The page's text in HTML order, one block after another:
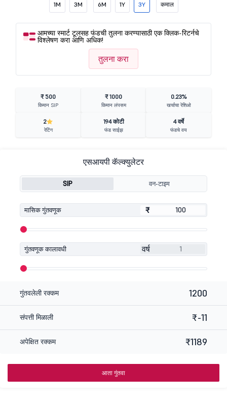
1M 3M 6M 1Y 3Y कमाल
आमच्या स्मार्ट टूलसह फंडची तुलना करण्यासाठी एक क्लिक-रिटर्नचे
विश्लेषण करा आणि अधिक!
तुलना करा
₹ 500
किमान SIP
₹ 1000
किमान लंपसम
0.23%
खर्चाचा रेशिओ
2
रेटिंग
194 कोटी
फंड साईझ
4 वर्षे
फंडचे वय
एसआयपी कॅल्क्युलेटर
SIP वन-टाइम
मासिक गुंतवणूक ₹
₹
गुंतवणूक कालावधी वर्ष
गुंतवलेली रक्कम 1200
संपत्ती मिळाली ₹-11
अपेक्षित रक्कम ₹1189
आता गुंतवा